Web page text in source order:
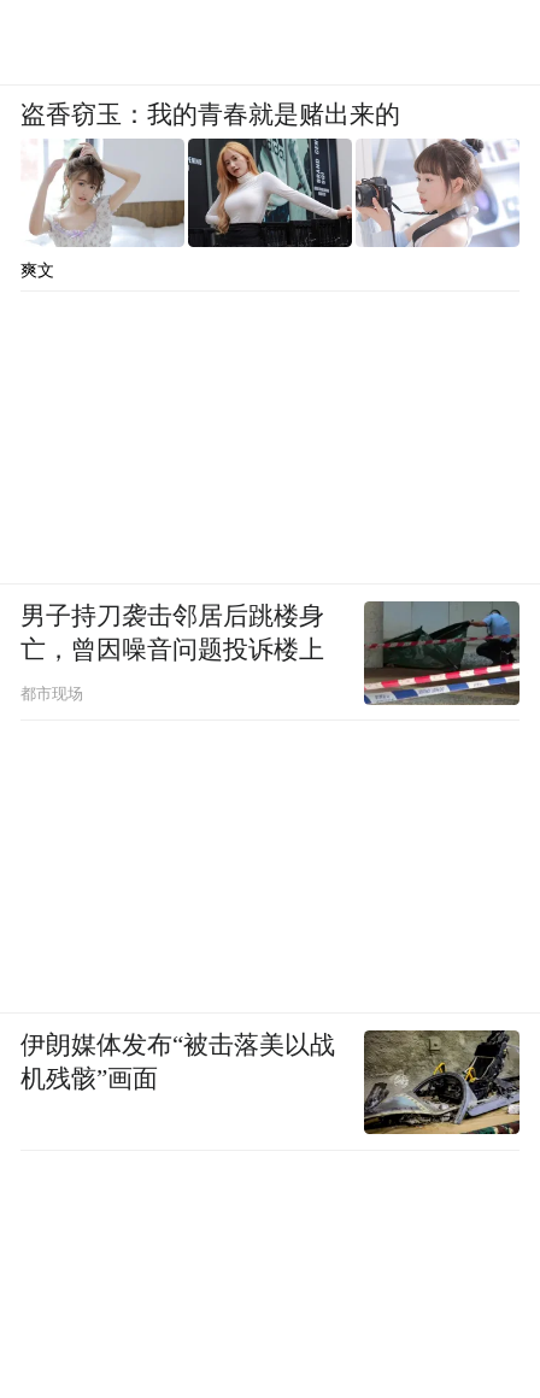
盗香窃玉：我的青春就是赌出来的
爽文
男子持刀袭击邻居后跳楼身
亡，曾因噪音问题投诉楼上
都市现场
伊朗媒体发布“被击落美以战
机残骸”画面